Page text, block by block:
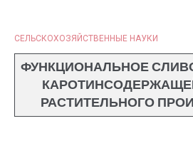
СЕЛЬСКОХОЗЯЙСТВЕННЫЕ НАУКИ
ФУНКЦИОНАЛЬНОЕ
РАСТИТЕЛЬНОГО